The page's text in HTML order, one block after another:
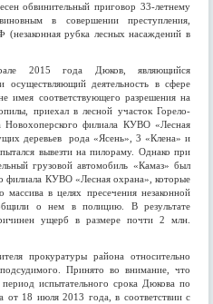
обвинительный приговор 33-летнему
в совершении преступления,
рубка лесных насаждений в
2015 года Дюков, являющийся
осуществляющий деятельность в сфере
имея соответствующего разрешения на
приехал в лесной участок Горело-
Новохоперского филиала КУВО «Лесная
деревьев рода «Ясень», 3 «Клена» и
вывезти на пилораму. Однако при
грузовой автомобиль «Камаз» был
филиала КУВО «Лесная охрана», которые
массива в целях пресечения незаконной
о нем в полицию. В результате
ущерб в размере почти 2 млн.
прокуратуры района относительно
Принято во внимание, что
испытательного срока Дюкова по
от 18 июля 2013 года, в соответствии с